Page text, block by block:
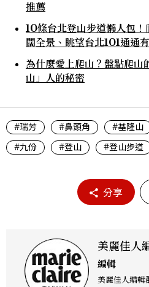
推薦
10條台北登山步道懶人包
闊全景、眺望台北101通通有
為什麼愛上爬山？盤點爬山
山」人的秘密
#瑞芳 #鼻頭角 #基隆山
#九份
#登山 #登山步道
分享
美麗佳人
編輯
美麗佳人編輯群 《Marie Claire》雜